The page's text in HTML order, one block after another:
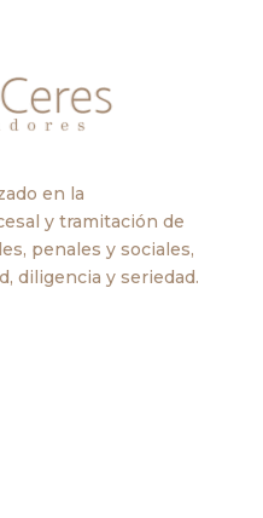
en la
y tramitación de
penales y sociales,
diligencia y seriedad.